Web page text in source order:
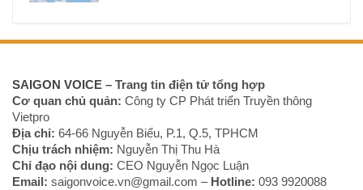
SAIGON VOICE – Trang tin điện tử tổng hợp
Cơ quan chủ quản: Công ty CP Phát triển Truyền thông
Vietpro
Địa chỉ: 64-66 Nguyễn Biểu, P.1, Q.5, TPHCM
Chịu trách nhiệm: Nguyễn Thị Thu Hà
Chỉ đạo nội dung: CEO Nguyễn Ngọc Luận
Email: saigonvoice.vn@gmail.com – Hotline: 093 9920088‬